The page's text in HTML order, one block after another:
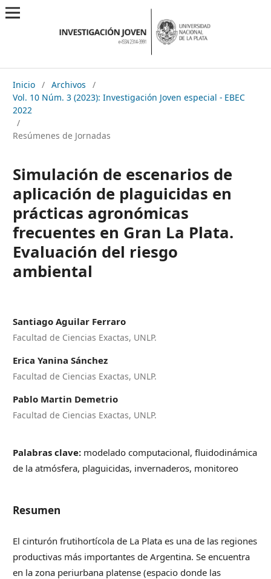
Inicio / Archivos
/
Vol. 10 Núm. 3 (2023): Investigación Joven especial - EBEC
2022
/
Resúmenes de Jornadas
Simulación de escenarios de
aplicación de plaguicidas en
prácticas agronómicas
frecuentes en Gran La Plata.
Evaluación del riesgo
ambiental
Santiago Aguilar Ferraro
Facultad de Ciencias Exactas, UNLP.
Erica Yanina Sánchez
Facultad de Ciencias Exactas, UNLP.
Pablo Martin Demetrio
Facultad de Ciencias Exactas, UNLP.
Palabras clave: modelado computacional, fluidodinámica
de la atmósfera, plaguicidas, invernaderos, monitoreo
Resumen
El cinturón frutihortícola de La Plata es una de las regiones
productivas más importantes de Argentina. Se encuentra
en la zona periurbana platense (espacio donde las